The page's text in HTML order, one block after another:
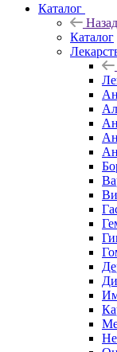
Каталог
Назад
Каталог